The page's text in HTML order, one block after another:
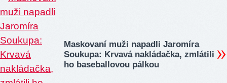
Maskovaní muži napadli Jaromíra
Soukupa: Krvavá nakládačka, zmlátili
ho baseballovou pálkou